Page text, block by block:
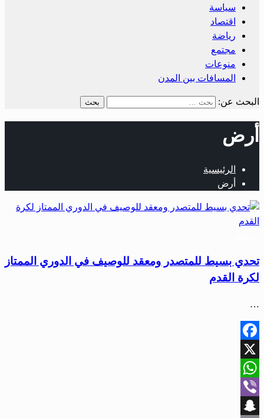
سياسة
اقتصاد
رياضة
مجتمع
منوعات
المسافات بين المدن
البحث عن:
أرض
الرئيسية
أرض
تحدي بسيط للمتصدر ومعقد للوصيف في الدوري الممتاز
لكرة القدم
…
Facebook
X
WhatsApp
Viber